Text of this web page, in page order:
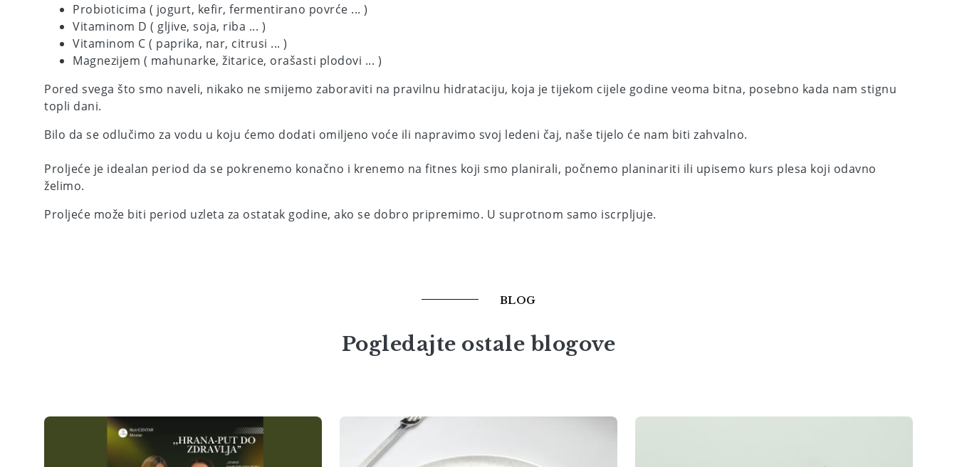
Probioticima ( jogurt, kefir, fermentirano povrće ... )
Vitaminom D ( gljive, soja, riba ... )
Vitaminom C ( paprika, nar, citrusi ... )
Magnezijem ( mahunarke, žitarice, orašasti plodovi ... )
Pored svega što smo naveli, nikako ne smijemo zaboraviti na pravilnu hidrataciju, koja je tijekom cijele godine veoma bitna, posebno kada nam stignu
topli dani.
Bilo da se odlučimo za vodu u koju ćemo dodati omiljeno voće ili napravimo svoj ledeni čaj, naše tijelo će nam biti zahvalno.
Proljeće je idealan period da se pokrenemo konačno i krenemo na fitnes koji smo planirali, počnemo planinariti ili upisemo kurs plesa koji odavno
želimo.
Proljeće može biti period uzleta za ostatak godine, ako se dobro pripremimo. U suprotnom samo iscrpljuje.
BLOG
Pogledajte ostale blogove